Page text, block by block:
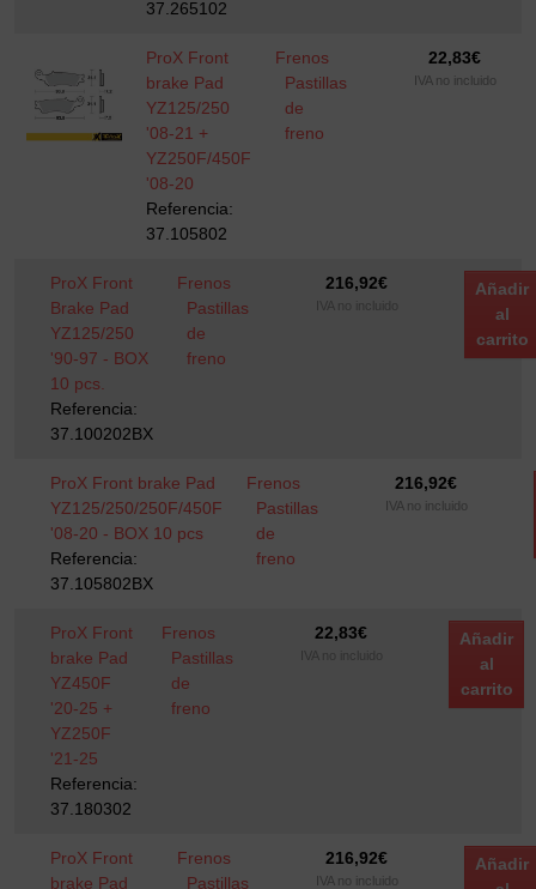
37.265102
ProX Front
brake Pad
YZ125/250
'08-21 +
YZ250F/450F
'08-20
Referencia:
37.105802
Frenos
Pastillas
de
freno
22,83€
IVA no incluido
ProX Front
Brake Pad
YZ125/250
'90-97 - BOX
10 pcs.
Referencia:
37.100202BX
Frenos
Pastillas
de
freno
216,92€
IVA no incluido
Añadir
al
carrito
ProX Front brake Pad
YZ125/250/250F/450F
'08-20 - BOX 10 pcs
Referencia:
37.105802BX
Frenos
Pastillas
de
freno
216,92€
IVA no incluido
ProX Front
brake Pad
YZ450F
'20-25 +
YZ250F
'21-25
Referencia:
37.180302
Frenos
Pastillas
de
freno
22,83€
IVA no incluido
Añadir
al
carrito
ProX Front
brake Pad
Frenos
Pastillas
216,92€
IVA no incluido
Añadir